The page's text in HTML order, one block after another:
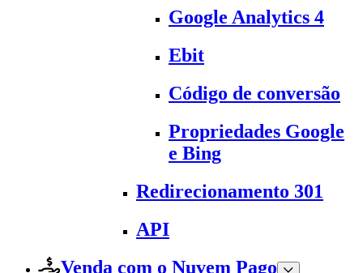
Google Analytics 4
Ebit
Código de conversão
Propriedades Google
e Bing
Redirecionamento 301
API
Venda com o Nuvem Pago